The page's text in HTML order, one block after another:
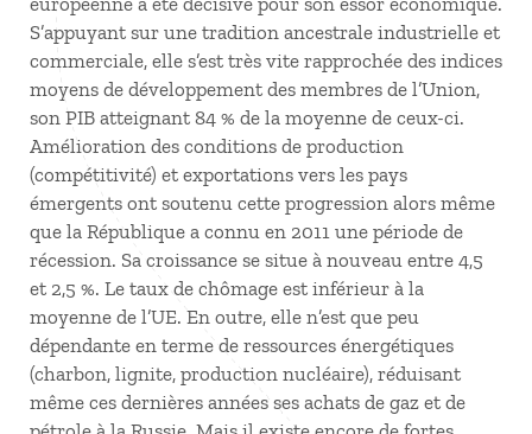
S’appuyant sur une tradition ancestrale industrielle et
commerciale, elle s’est très vite rapprochée des indices
moyens de développement des membres de l’Union,
son PIB atteignant 84 % de la moyenne de ceux-ci.
Amélioration des conditions de production
(compétitivité) et exportations vers les pays
émergents ont soutenu cette progression alors même
que la République a connu en 2011 une période de
récession. Sa croissance se situe à nouveau entre 4,5
et 2,5 %. Le taux de chômage est inférieur à la
moyenne de l’UE. En outre, elle n’est que peu
dépendante en terme de ressources énergétiques
(charbon, lignite, production nucléaire), réduisant
même ces dernières années ses achats de gaz et de